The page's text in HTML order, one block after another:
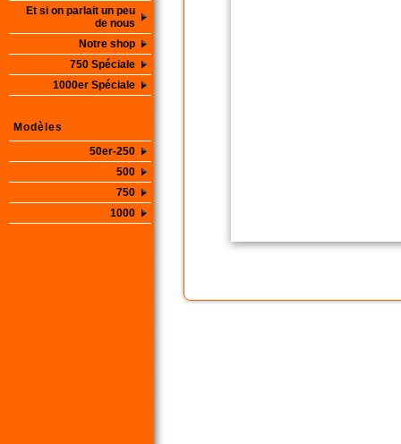
Et si on parlait un peu
de nous
Notre shop
750 Spéciale
1000er Spéciale
Modèles
50er-250
500
750
1000